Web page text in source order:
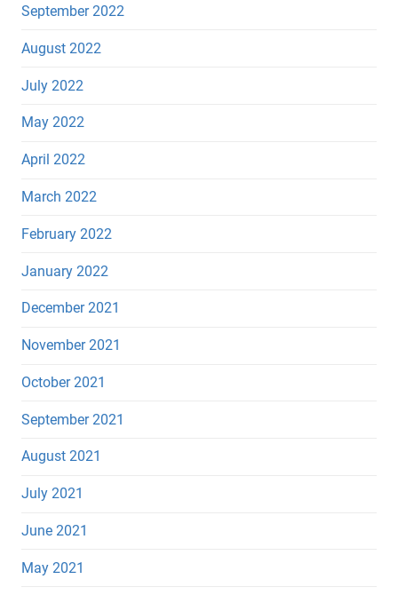
September 2022
August 2022
July 2022
May 2022
April 2022
March 2022
February 2022
January 2022
December 2021
November 2021
October 2021
September 2021
August 2021
July 2021
June 2021
May 2021